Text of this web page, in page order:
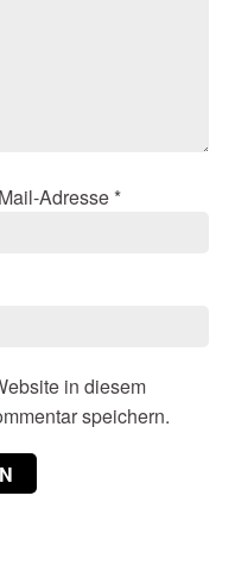
Adresse *
in diesem
speichern.